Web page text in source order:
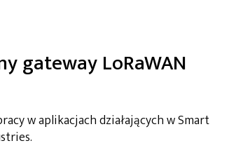
gateway LoRaWAN
w aplikacjach działających w Smart